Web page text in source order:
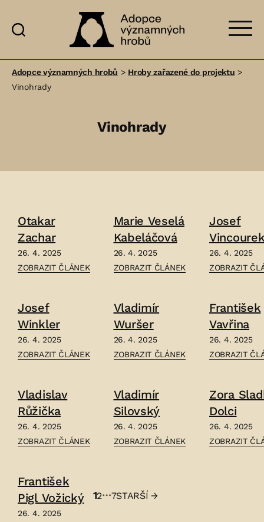
významných
Adopce významných hrobů > Hroby zařazené do projektu >
Vinohrady
Vinohrady
Otakar
Zachar
26. 4. 2025
ČLÁNEK:
–
ZOBRAZIT ČLÁNEK
Marie Veselá
Kabeláčová
26. 4. 2025
ČLÁNEK:
KABELÁČOVÁ
–
ZOBRAZIT ČLÁNEK
Josef
26. 4. 2025
ČLÁNEK:
–
ZOBRAZIT
Josef
Winkler
26. 4. 2025
ČLÁNEK:
–
ZOBRAZIT ČLÁNEK
Vladimír
Wuršer
26. 4. 2025
ČLÁNEK:
–
ZOBRAZIT ČLÁNEK
František
Vavřina
26. 4. 2025
ČLÁNEK:
–
ZOBRAZIT
Vladislav
Růžička
26. 4. 2025
ČLÁNEK:
–
ZOBRAZIT ČLÁNEK
Vladimír
Silovský
26. 4. 2025
ČLÁNEK:
ZOBRAZIT ČLÁNEK
Zora
Dolci
26. 4. 2025
ČLÁNEK:
ZOBRAZIT
František
Pigl Vožický
26. 4. 2025
Stránkování
12…7STARŠÍ→